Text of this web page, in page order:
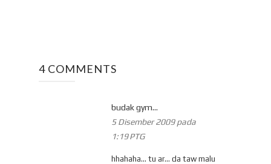
4 COMMENTS
budak gym...
5 Disember 2009 pada
1:19 PTG
hhahaha... tu ar... da taw malu